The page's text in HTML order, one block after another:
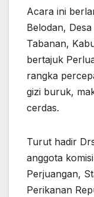
Acara ini
Belodan,
Tabanan,
bertajuk
rangka
gizi buruk,
cerdas.
Turut hadir
anggota
Perjuangan,
Perikanan